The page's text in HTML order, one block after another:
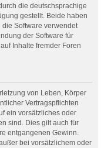
die deutschsprachige
gestellt. Beide haben
die Software verwendet
der Software für
Inhalte fremder Foren
von Leben, Körper
Vertragspflichten
ein vorsätzliches oder
sind. Dies gilt auch für
entgangenen Gewinn.
bei vorsätzlichem oder